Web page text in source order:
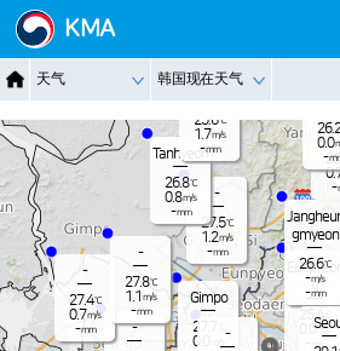
KMA
天气 韩国现在天气
-
-
-
27.5℃
1.2m/s
-mm
-
27.4℃
0.7m/s
-mm
Tanhyeon
26.8℃
0.8m/s
-mm
Gimpo
27.7
0.0
-
27.8℃
1.1 m/s
-mm
Eunpyeon
g
25.4℃
0.0m/s
-mm
gmyeon
26.6℃
-m/s
-mm
n
26.2
0.0
-
25.3℃
1.2
-
-
Paju
25.6℃
1.7m/s
-mm